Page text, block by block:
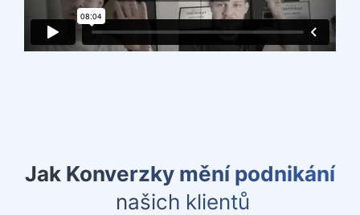
Jak Konverzky mění podnikání
našich klientů